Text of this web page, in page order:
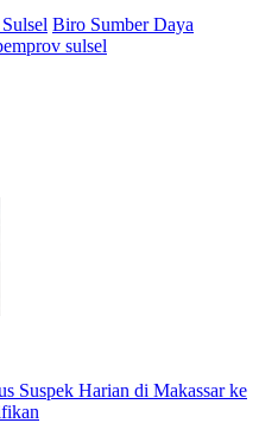
Biro Sumber Daya
sulsel
Suspek Harian di Makassar ke